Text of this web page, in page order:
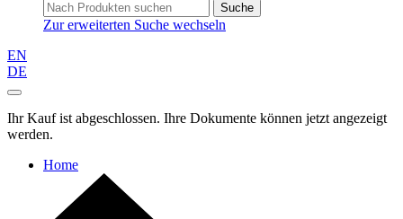
Suche
Zur erweiterten Suche wechseln
EN
DE
Ihr Kauf ist abgeschlossen. Ihre Dokumente können jetzt angezeigt
werden.
Home